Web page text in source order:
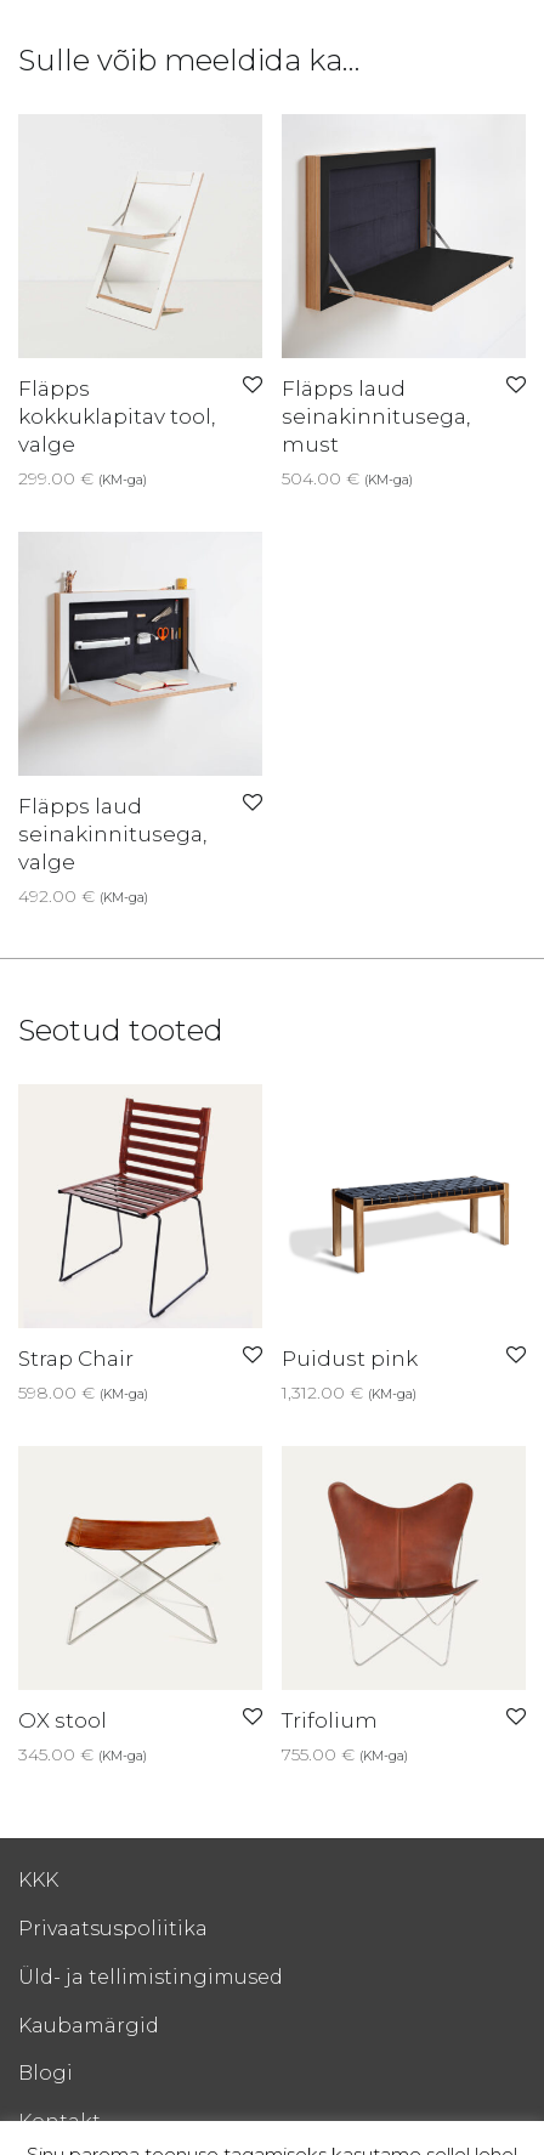
Sulle võib meeldida ka…
Fläpps
kokkuklapitav tool,
valge
299.00 € (KM-ga)
Fläpps laud
seinakinnitusega,
must
504.00 € (KM-ga)
Fläpps laud
seinakinnitusega,
valge
492.00 € (KM-ga)
Seotud tooted
Strap Chair
598.00 € (KM-ga)
Puidust pink
1,312.00 € (KM-ga)
OX stool
345.00 € (KM-ga)
Trifolium
755.00 € (KM-ga)
KKK
Privaatsuspoliitika
Üld- ja tellimistingimused
Kaubamärgid
Blogi
Kontakt